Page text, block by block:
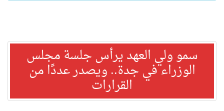
سمو ولي العهد يرأس جلسة مجلس
الوزراء في جدة.. ويصدر عددًا من
القرارات